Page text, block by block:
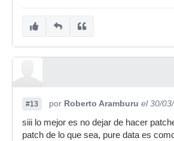
#13 por Roberto Aramburu el 30/
siii lo mejor es no dejar de hacer
patch de lo que sea, pure data es